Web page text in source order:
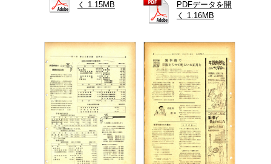
く 1.15MB
PDFデータを開
く 1.16MB